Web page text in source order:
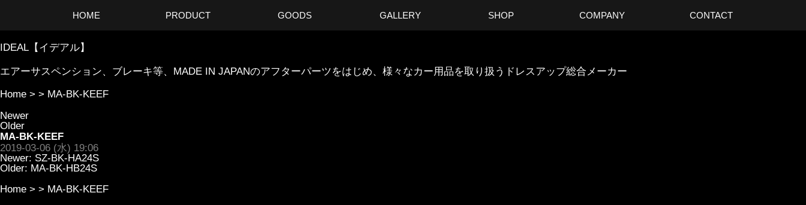
HOME PRODUCT GOODS GALLERY SHOP COMPANY CONTACT
IDEAL【イデアル】
エアーサスペンション、ブレーキ等、MADE IN JAPANのアフターパーツをはじめ、様々なカー用品を取り扱うドレスアップ総合メーカー
Home > > MA-BK-KEEF
Newer
Older
MA-BK-KEEF
2019-03-06 (水) 19:06
Newer: SZ-BK-HA24S
Older: MA-BK-HB24S
Home > > MA-BK-KEEF